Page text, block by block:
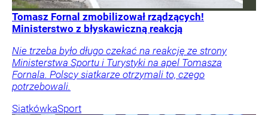
Tomasz Fornal zmobilizował rządzących!
Ministerstwo z błyskawiczną reakcją
Nie trzeba było długo czekać na reakcję ze strony
Ministerstwa Sportu i Turystyki na apel Tomasza
Fornala. Polscy siatkarze otrzymali to, czego
potrzebowali.
SiatkówkaSport